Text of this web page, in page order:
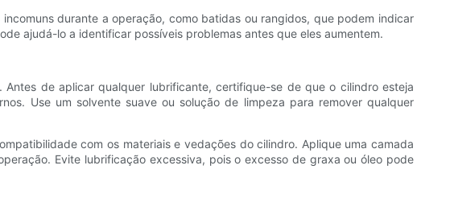
durante a operação, como batidas ou rangidos, que podem indicar
ajudá-lo a identificar possíveis problemas antes que eles aumentem.
de aplicar qualquer lubrificante, certifique-se de que o cilindro esteja
Use um solvente suave ou solução de limpeza para remover qualquer
com os materiais e vedações do cilindro. Aplique uma camada
Evite lubrificação excessiva, pois o excesso de graxa ou óleo pode